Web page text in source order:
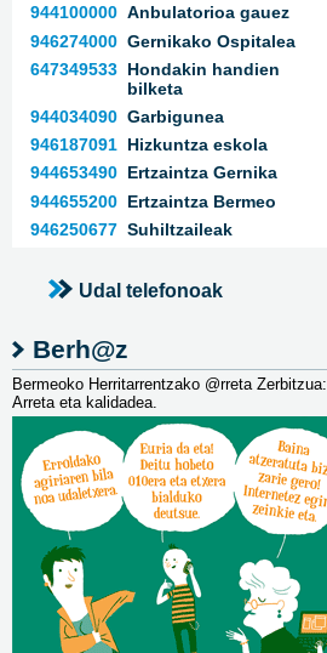
944100000 Anbulatorioa gauez
946274000 Gernikako Ospitalea
647349533 Hondakin handien
bilketa
944034090 Garbigunea
946187091 Hizkuntza eskola
944653490 Ertzaintza Gernika
944655200 Ertzaintza Bermeo
946250677 Suhiltzaileak
Udal telefonoak
Berh@z
Bermeoko Herritarrentzako @rreta Zerbitzua:
Arreta eta kalidadea.